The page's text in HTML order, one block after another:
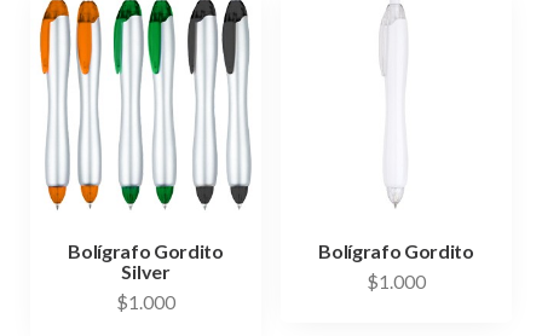
Bolígrafo Gordito
Silver
$1.000
Bolígrafo Gordito
$1.000